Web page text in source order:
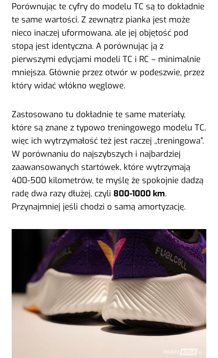
Porównując te cyfry do modelu TC są to dokładnie
te same wartości. Z zewnątrz pianka jest może
nieco inaczej uformowana, ale jej objętość pod
stopą jest identyczna. A porównując ją z
pierwszymi edycjami modeli TC i RC – minimalnie
mniejsza. Głównie przez otwór w podeszwie, przez
który widać włókno węglowe.
Zastosowano tu dokładnie te same materiały,
które są znane z typowo treningowego modelu TC,
więc ich wytrzymałość też jest raczej ,,treningowa”.
W porównaniu do najszybszych i najbardziej
zaawansowanych startówek, które wytrzymają
400-500 kilometrów, te myślę że spokojnie dadzą
radę dwa razy dłużej, czyli 800-1000 km.
Przynajmniej jeśli chodzi o samą amortyzację.